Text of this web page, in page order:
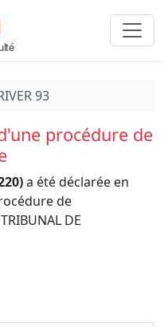
93
procédure de
a été déclarée en
de
DE